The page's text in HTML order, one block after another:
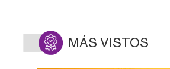
MÁS VISTOS